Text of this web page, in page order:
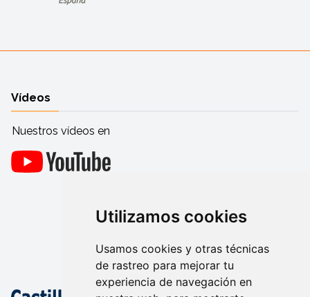
Utilizamos cookies
Usamos cookies y otras técnicas
de rastreo para mejorar tu
experiencia de navegación en
Vídeos
Nuestros vídeos en